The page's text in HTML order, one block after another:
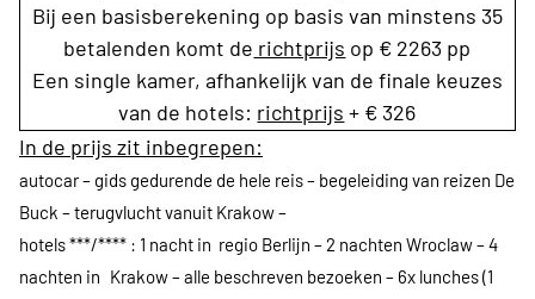
Bij een basisberekening op basis van minstens 35
betalenden komt de richtprijs op € 2263 pp
Een single kamer, afhankelijk van de finale keuzes
van de hotels: richtprijs + € 326
In de prijs zit inbegrepen:
autocar – gids gedurende de hele reis – begeleiding van reizen De
Buck – terugvlucht vanuit Krakow –
hotels ***/**** : 1 nacht in regio Berlijn – 2 nachten Wroclaw – 4
nachten in Krakow – alle beschreven bezoeken – 6x lunches (1